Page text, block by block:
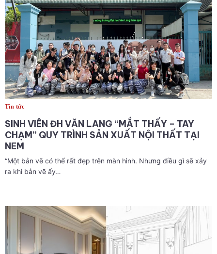
Tin tức
SINH VIÊN ĐH VĂN LANG “MẮT THẤY – TAY
CHẠM” QUY TRÌNH SẢN XUẤT NỘI THẤT TẠI
NEM
“Một bản vẽ có thể rất đẹp trên màn hình. Nhưng điều gì sẽ xảy
ra khi bản vẽ ấy…